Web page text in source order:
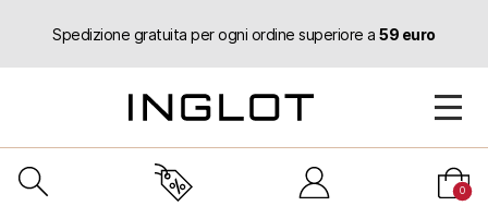
Spedizione gratuita per ogni ordine superiore a59 euro
0